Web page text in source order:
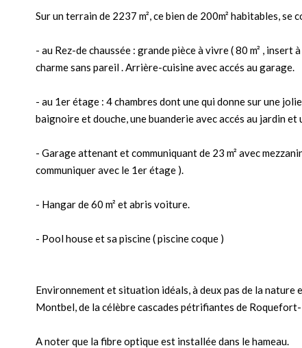
Sur un terrain de 2237 m², ce bien de 200m² habitables, se
- au Rez-de chaussée : grande pièce à vivre ( 80 m² ,
charme sans pareil . Arrière-cuisine avec accés au garage.
- au 1er étage : 4 chambres dont une qui donne sur une
baignoire et douche, une buanderie avec accés au jardin et
- Garage attenant et communiquant de 23 m² avec
communiquer avec le 1er étage ).
- Hangar de 60 m² et abris voiture.
- Pool house et sa piscine ( piscine coque )
Environnement et situation idéals, à deux pas de la nature
Montbel, de la célèbre cascades pétrifiantes de
A noter que la fibre optique est installée dans le hameau.